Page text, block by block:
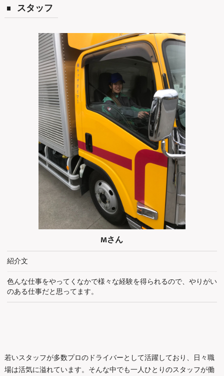
スタッフ
Mさん
紹介文
色んな仕事をやってくなかで様々な経験を得られるので、やりがい
のある仕事だと思ってます。
若いスタッフが多数プロのドライバーとして活躍しており、日々職
場は活気に溢れています。そんな中でも一人ひとりのスタッフが働